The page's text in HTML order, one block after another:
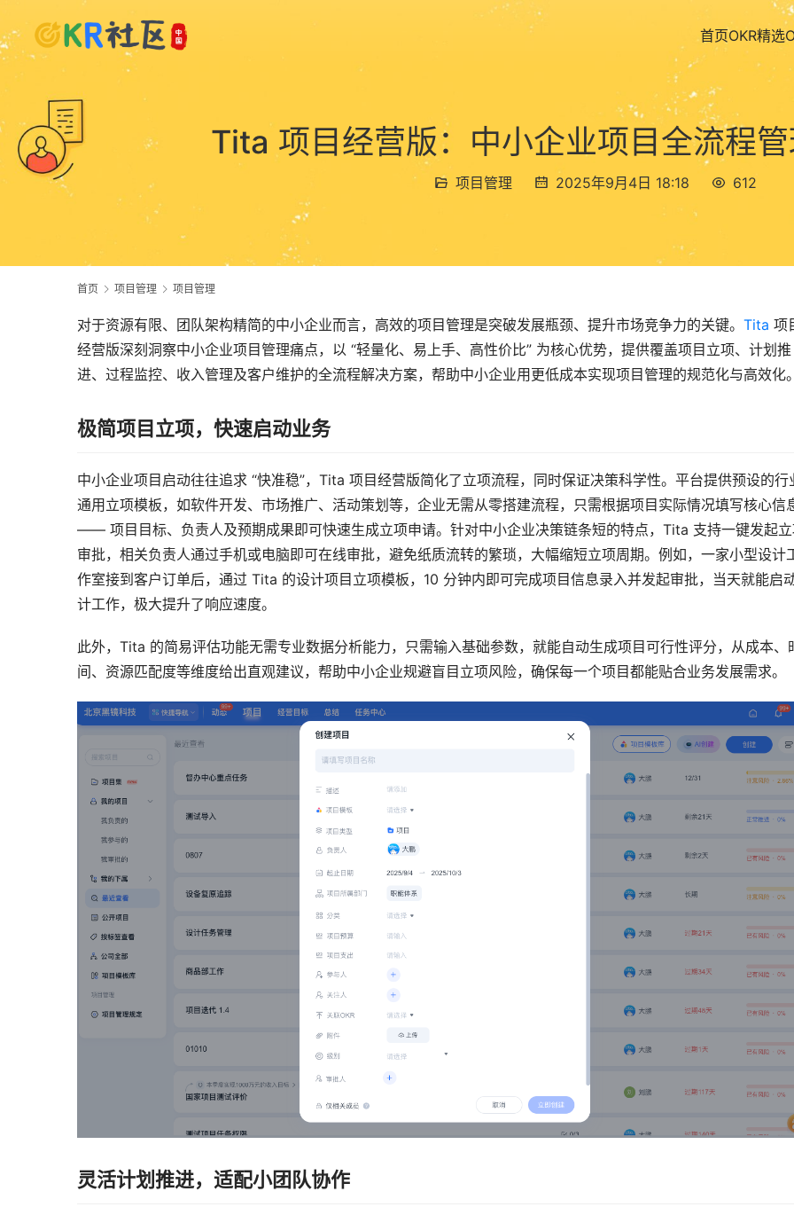
首页OKR精选
Tita 项目经营版：中小企业项目全流程
项目管理 2025年9月4日 18:18 612
首页 项目管理 项目管理
对于资源有限、团队架构精简的中小企业而言，高效的项目管理是突破发展瓶颈、提升市场竞争力的关键。 Tita 项
经营版深刻洞察中小企业项目管理痛点，以 “轻量化、易上手、高性价比” 为核心优势，提供覆盖项目立项、计划推
进、过程监控、收入管理及客户维护的全流程解决方案，帮助中小企业用更低成本实现项目管理的规范化与高效化
极简项目立项，快速启动业务
中小企业项目启动往往追求 “快准稳”，Tita 项目经营版简化了立项流程，同时保证决策科学性。平台提供预设的行
通用立项模板，如软件开发、市场推广、活动策划等，企业无需从零搭建流程，只需根据项目实际情况填写核心信
—— 项目目标、负责人及预期成果即可快速生成立项申请。针对中小企业决策链条短的特点，Tita 支持一键发起
审批，相关负责人通过手机或电脑即可在线审批，避免纸质流转的繁琐，大幅缩短立项周期。例如，一家小型设计
作室接到客户订单后，通过 Tita 的设计项目立项模板，10 分钟内即可完成项目信息录入并发起审批，当天就能启
计工作，极大提升了响应速度。
此外，Tita 的简易评估功能无需专业数据分析能力，只需输入基础参数，就能自动生成项目可行性评分，从成本、
间、资源匹配度等维度给出直观建议，帮助中小企业规避盲目立项风险，确保每一个项目都能贴合业务发展需求。
灵活计划推进，适配小团队协作